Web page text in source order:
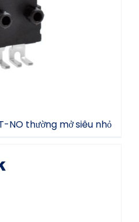
NO thường mở siêu
nhỏ
NO thường mở siêu nhỏ